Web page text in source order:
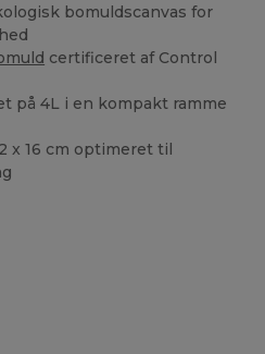
bomuldscanvas for
certificeret af Control
på 4L i en kompakt ramme
x 16 cm optimeret til